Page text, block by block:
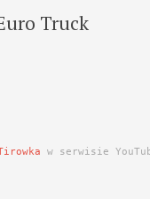
Truck
w serwisie